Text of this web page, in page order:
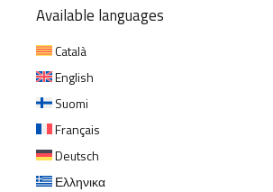
Available languages
Català
English
Suomi
Français
Deutsch
Ελληνικα